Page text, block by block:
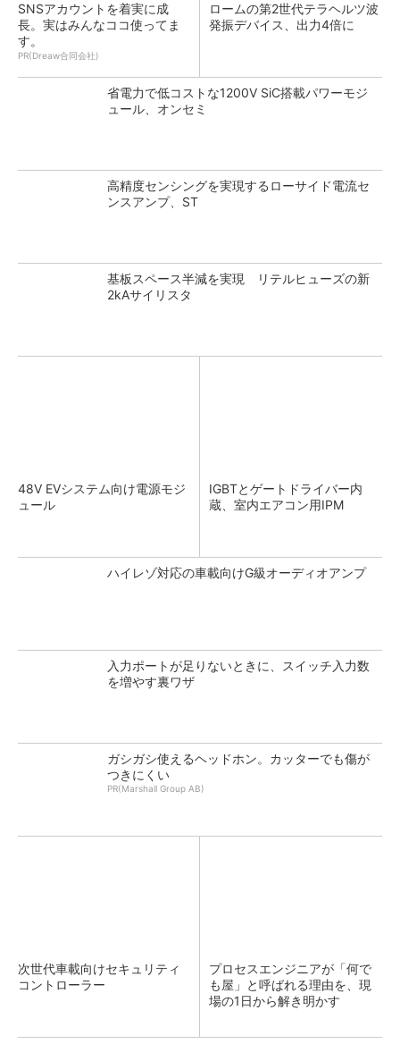
SNSアカウントを着実に成
長。実はみんなココ使ってま
す。
PR(Dreaw合同会社)
ロームの第2世代テラヘルツ波
発振デバイス、出力4倍に
省電力で低コストな1200V SiC搭載パワーモジ
ュール、オンセミ
高精度センシングを実現するローサイド電流セ
ンスアンプ、ST
基板スペース半減を実現 リテルヒューズの新
2kAサイリスタ
48V EVシステム向け電源モジ
ュール
IGBTとゲートドライバー内
蔵、室内エアコン用IPM
ハイレゾ対応の車載向けG級オーディオアンプ
入力ポートが足りないときに、スイッチ入力数
を増やす裏ワザ
ガシガシ使えるヘッドホン。カッターでも傷が
つきにくい
PR(Marshall Group AB)
次世代車載向けセキュリティ
コントローラー
プロセスエンジニアが「何で
も屋」と呼ばれる理由を、現
場の1日から解き明かす